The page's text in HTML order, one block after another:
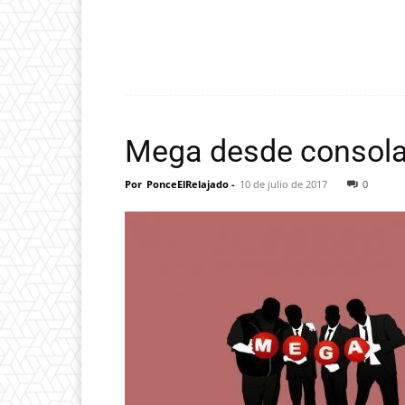
Mega desde
Por PonceElRelajado - 10 de julio de 2017 0